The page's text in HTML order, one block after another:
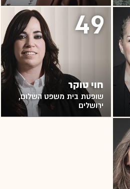
49
חוי טוקר
שופטת בית משפט השלום,
ירושלים